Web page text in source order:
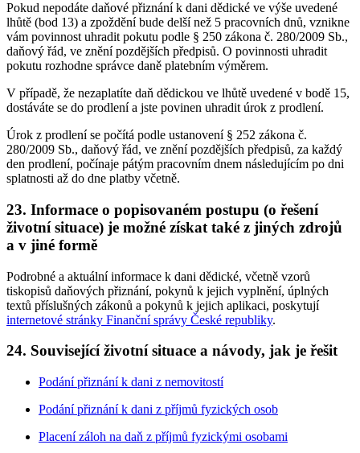
Pokud nepodáte daňové přiznání k dani dědické ve výše uvedené
lhůtě (bod 13) a zpoždění bude delší než 5 pracovních dnů, vznikne
vám povinnost uhradit pokutu podle § 250 zákona č. 280/2009 Sb.,
daňový řád, ve znění pozdějších předpisů. O povinnosti uhradit
pokutu rozhodne správce daně platebním výměrem.
V případě, že nezaplatíte daň dědickou ve lhůtě uvedené v bodě 15,
dostáváte se do prodlení a jste povinen uhradit úrok z prodlení.
Úrok z prodlení se počítá podle ustanovení § 252 zákona č.
280/2009 Sb., daňový řád, ve znění pozdějších předpisů, za každý
den prodlení, počínaje pátým pracovním dnem následujícím po dni
splatnosti až do dne platby včetně.
23. Informace o popisovaném postupu (o řešení
životní situace) je možné získat také z jiných zdrojů
a v jiné formě
Podrobné a aktuální informace k dani dědické, včetně vzorů
tiskopisů daňových přiznání, pokynů k jejich vyplnění, úplných
textů příslušných zákonů a pokynů k jejich aplikaci, poskytují
internetové stránky Finanční správy České republiky.
24. Související životní situace a návody, jak je řešit
Podání přiznání k dani z nemovitostí
Podání přiznání k dani z příjmů fyzických osob
Placení záloh na daň z příjmů fyzickými osobami